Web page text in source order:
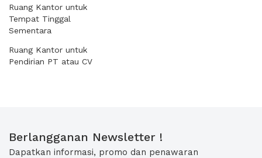
Ruang Kantor untuk
Tempat Tinggal
Sementara
Ruang Kantor untuk
Pendirian PT atau CV
Berlangganan Newsletter !
Dapatkan informasi, promo dan penawaran